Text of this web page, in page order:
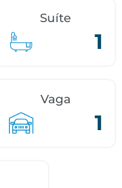
Suíte
1
Vaga
1